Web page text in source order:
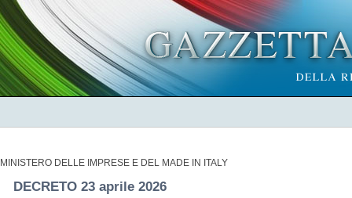
MINISTERO DELLE IMPRESE E DEL MADE IN ITALY
DECRETO 23 aprile 2026